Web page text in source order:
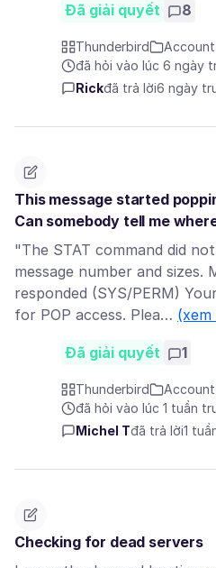
Đã giải quyết 8
Thunderbird
Account
đã hỏi vào lúc 6 ngày
Rickđã trả lời6 ngày
This message started
Can somebody tell me
"The STAT command did
message number and sizes.
responded (SYS/PERM)
for POP access. Plea…
Đã giải quyết 1
Thunderbird
Account
đã hỏi vào lúc 1 tuần
Michel Tđã trả lời1
Checking for dead servers